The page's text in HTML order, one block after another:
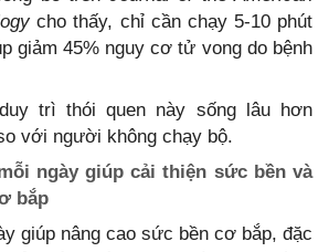
cho thấy, chỉ cần chạy 5-10 phút
giảm 45% nguy cơ tử vong do bệnh
trì thói quen này sống lâu hơn
với người không chạy bộ.
ngày giúp cải thiện sức bền và
bắp
giúp nâng cao sức bền cơ bắp, đặc